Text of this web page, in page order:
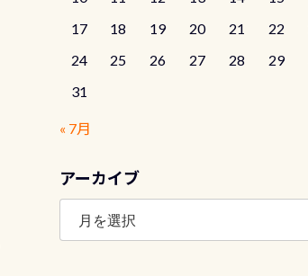
17
18 19 20 21 22
24
25 26 27 28 29
31
« 7月
アーカイブ
ア
カ